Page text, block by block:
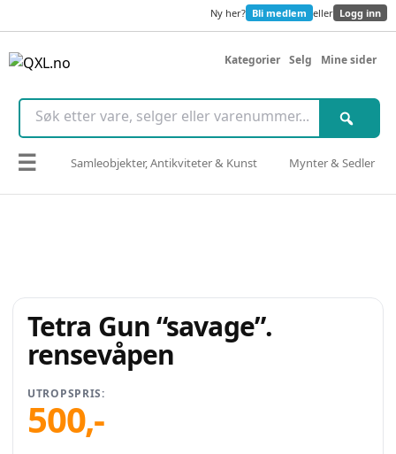
Ny her? Bli medlem eller Logg inn
Kategorier Selg Mine sider
☰ Samleobjekter, Antikviteter & Kunst Mynter & Sedler
Tetra Gun “savage”.
rensevåpen
UTROPSPRIS:
500,-